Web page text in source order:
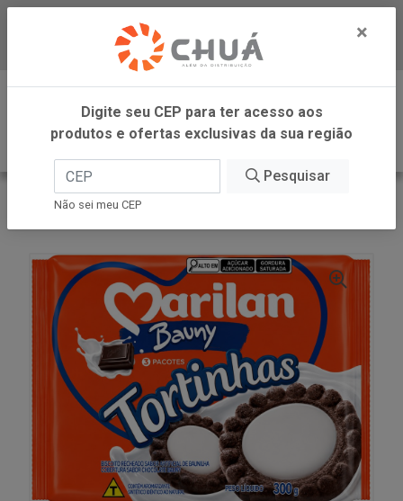
Baixe já nosso APP
0
INÍCIO
MARILAN
×
Digite seu CEP para ter acesso aos
produtos e ofertas exclusivas da sua região
Pesquisar
Não sei meu CEP